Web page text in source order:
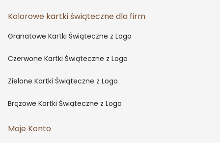
Kolorowe kartki świąteczne dla firm
Granatowe Kartki Świąteczne z Logo
Czerwone Kartki Świąteczne z Logo
Zielone Kartki Świąteczne z Logo
Brązowe Kartki Świąteczne z Logo
Moje Konto